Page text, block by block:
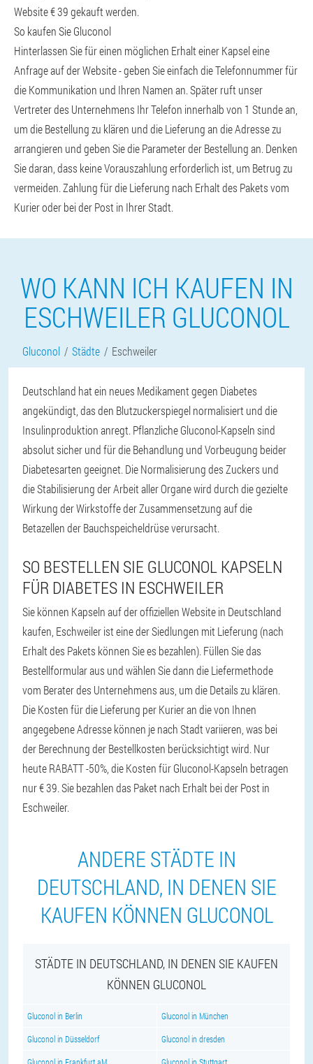
Website € 39 gekauft werden.
So kaufen Sie Gluconol
Hinterlassen Sie für einen möglichen Erhalt einer Kapsel eine
Anfrage auf der Website - geben Sie einfach die Telefonnummer für
die Kommunikation und Ihren Namen an. Später ruft unser
Vertreter des Unternehmens Ihr Telefon innerhalb von 1 Stunde an,
um die Bestellung zu klären und die Lieferung an die Adresse zu
arrangieren und geben Sie die Parameter der Bestellung an. Denken
Sie daran, dass keine Vorauszahlung erforderlich ist, um Betrug zu
vermeiden. Zahlung für die Lieferung nach Erhalt des Pakets vom
Kurier oder bei der Post in Ihrer Stadt.
WO KANN ICH KAUFEN IN
ESCHWEILER GLUCONOL
Gluconol Städte Eschweiler
Deutschland hat ein neues Medikament gegen Diabetes
angekündigt, das den Blutzuckerspiegel normalisiert und die
Insulinproduktion anregt. Pflanzliche Gluconol-Kapseln sind
absolut sicher und für die Behandlung und Vorbeugung beider
Diabetesarten geeignet. Die Normalisierung des Zuckers und
die Stabilisierung der Arbeit aller Organe wird durch die gezielte
Wirkung der Wirkstoffe der Zusammensetzung auf die
Betazellen der Bauchspeicheldrüse verursacht.
SO BESTELLEN SIE GLUCONOL KAPSELN
FÜR DIABETES IN ESCHWEILER
Sie können Kapseln auf der offiziellen Website in Deutschland
kaufen, Eschweiler ist eine der Siedlungen mit Lieferung (nach
Erhalt des Pakets können Sie es bezahlen). Füllen Sie das
Bestellformular aus und wählen Sie dann die Liefermethode
vom Berater des Unternehmens aus, um die Details zu klären.
Die Kosten für die Lieferung per Kurier an die von Ihnen
angegebene Adresse können je nach Stadt variieren, was bei
der Berechnung der Bestellkosten berücksichtigt wird. Nur
heute RABATT -50%, die Kosten für Gluconol-Kapseln betragen
nur € 39. Sie bezahlen das Paket nach Erhalt bei der Post in
Eschweiler.
ANDERE STÄDTE IN
DEUTSCHLAND, IN DENEN SIE
KAUFEN KÖNNEN GLUCONOL
STÄDTE IN DEUTSCHLAND, IN DENEN SIE KAUFEN
KÖNNEN GLUCONOL
Gluconol in Berlin Gluconol in München
Gluconol in Düsseldorf Gluconol in dresden